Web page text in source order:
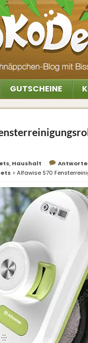
GUTSCHEINE
, Haushalt
> Alfawise S70